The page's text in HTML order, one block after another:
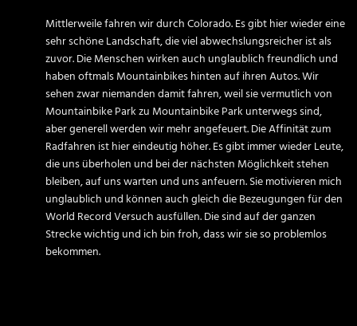
Mittlerweile fahren wir durch Colorado. Es gibt hier wieder eine
sehr schöne Landschaft, die viel abwechslungsreicher ist als
zuvor. Die Menschen wirken auch unglaublich freundlich und
haben oftmals Mountainbikes hinten auf ihren Autos. Wir
sehen zwar niemanden damit fahren, weil sie vermutlich von
Mountainbike Park zu Mountainbike Park unterwegs sind,
aber generell werden wir mehr angefeuert. Die Affinität zum
Radfahren ist hier eindeutig höher. Es gibt immer wieder Leute,
die uns überholen und bei der nächsten Möglichkeit stehen
bleiben, auf uns warten und uns anfeuern. Sie motivieren mich
unglaublich und können auch gleich die Bezeugungen für den
World Record Versuch ausfüllen. Die sind auf der ganzen
Strecke wichtig und ich bin froh, dass wir sie so problemlos
bekommen.